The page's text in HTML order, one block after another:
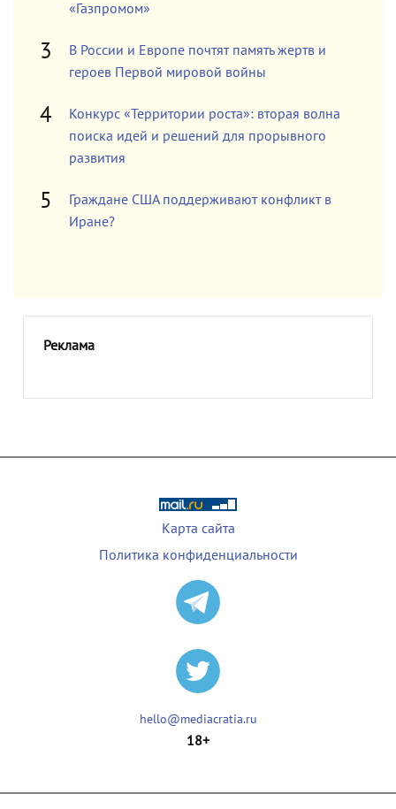
«Газпромом»
В России и Европе почтят память жертв и
героев Первой мировой войны
Конкурс «Территории роста»: вторая волна
поиска идей и решений для прорывного
развития
Граждане США поддерживают конфликт в
Иране?
Реклама
Карта сайта
Политика конфиденциальности
hello@mediacratia.ru
18+